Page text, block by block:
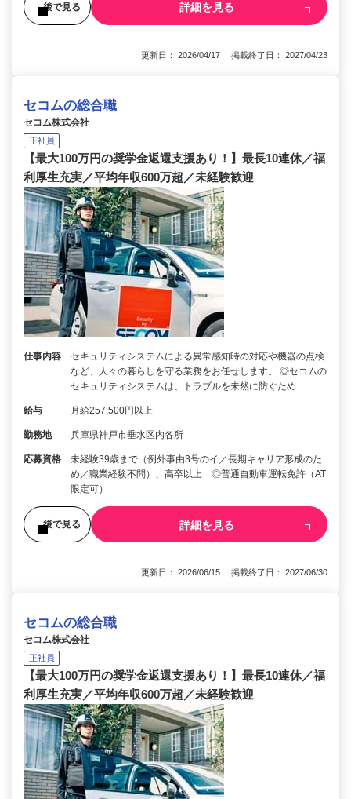
後で見る 詳細を見る
更新日： 2026/04/17 掲載終了日： 2027/04/23
セコムの総合職
セコム株式会社
正社員
【最大100万円の奨学金返還支援あり！】最長10連休／福
利厚生充実／平均年収600万超／未経験歓迎
仕事内容
セキュリティシステムによる異常感知時の対応や機器の点検
など、人々の暮らしを守る業務をお任せします。 ◎セコムの
セキュリティシステムは、トラブルを未然に防ぐため…
給与 月給257,500円以上
勤務地 兵庫県神戸市垂水区内各所
応募資格
未経験39歳まで（例外事由3号のイ／長期キャリア形成のた
め／職業経験不問）、高卒以上 ◎普通自動車運転免許（AT
限定可）
後で見る 詳細を見る
更新日： 2026/06/15 掲載終了日： 2027/06/30
セコムの総合職
セコム株式会社
正社員
【最大100万円の奨学金返還支援あり！】最長10連休／福
利厚生充実／平均年収600万超／未経験歓迎